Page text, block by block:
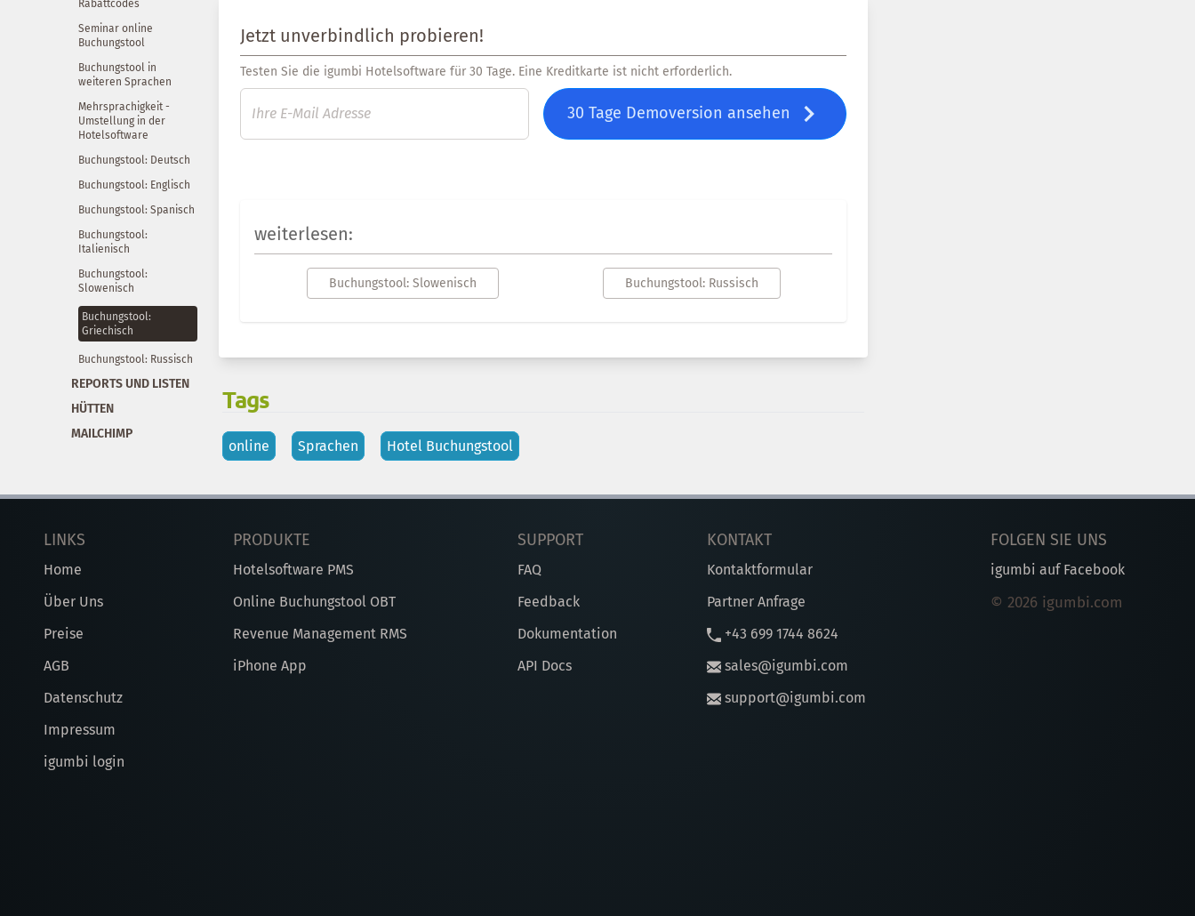
Rabattcodes
Seminar online
Buchungstool
Buchungstool in
weiteren Sprachen
Mehrsprachigkeit -
Umstellung in der
Hotelsoftware
Buchungstool: Deutsch
Buchungstool: Englisch
Buchungstool: Spanisch
Buchungstool:
Italienisch
Buchungstool:
Slowenisch
Buchungstool:
Griechisch
Buchungstool: Russisch
REPORTS UND LISTEN
HÜTTEN
MAILCHIMP
Jetzt unverbindlich probieren!
Testen Sie die igumbi Hotelsoftware für 30 Tage. Eine Kreditkarte ist nicht erforderlich.
30 Tage Demoversion ansehen
weiterlesen:
Buchungstool: Slowenisch Buchungstool: Russisch
Tags
online Sprachen Hotel Buchungstool
LINKS
Home
Über Uns
Preise
AGB
Datenschutz
Impressum
igumbi login
PRODUKTE
Hotelsoftware PMS
Online Buchungstool OBT
Revenue Management RMS
iPhone App
SUPPORT
FAQ
Feedback
Dokumentation
API Docs
KONTAKT
Kontaktformular
Partner Anfrage
+43 699 1744 8624
sales@igumbi.com
support@igumbi.com
FOLGEN SIE UNS
igumbi auf Facebook
© 2026 igumbi.com